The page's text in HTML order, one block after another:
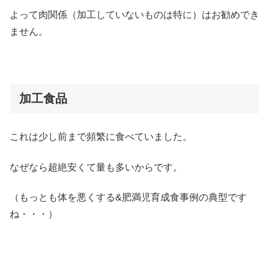
よって肉関係（加工していないものは特に）はお勧めでき
ません。
加工食品
これは少し前まで頻繁に食べていました。
なぜなら超絶安くて量も多いからです。
（もっとも体を悪くする&肥満児育成食事例の典型です
ね・・・）